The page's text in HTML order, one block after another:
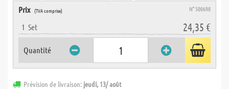
Prix (TVA comprise) N° 500698
1 Set 24,35 €
Quantité
Prévision de livraison: jeudi, 13/ août